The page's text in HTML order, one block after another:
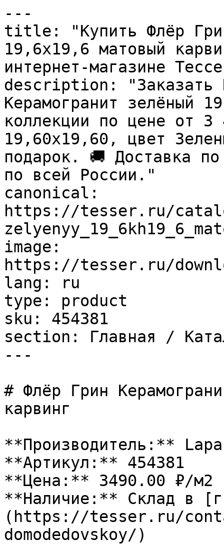
---
title: "Купить Флёр Грин
19,6х19,6 матовый
интернет-магазине
description: "Заказать
Керамогранит зелёный
коллекции по цене от 3
19,60x19,60, цвет
подарок. 🚚 Доставка
по всей России."
canonical:
https://tesser.ru/
image:
https://tesser.ru/
lang: ru
type: product
sku: 454381
section: Главная /
---
# Флёр Грин
карвинг
**Производитель:**
**Артикул:** 454381
**Цена:** 3490.00 ₽/м2
**Наличие:** Склад в
(https://tesser.ru/
domodedovskoy/)